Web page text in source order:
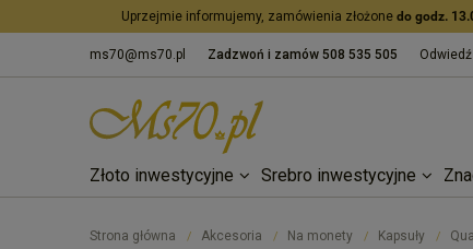
Uprzejmie informujemy, zamówienia złożone do godz.
ms70@ms70.pl Zadzwoń i zamów 508 535 505
Złoto inwestycyjne Srebro inwestycyjne
Strona główna / Akcesoria / Na monety / Kapsuły /